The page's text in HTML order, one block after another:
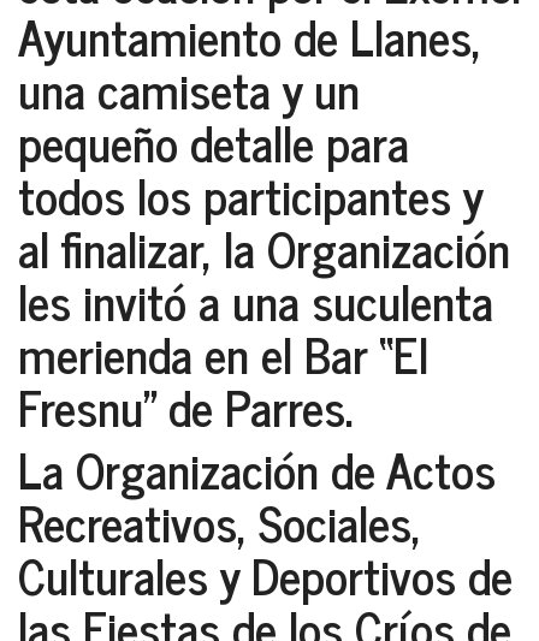
Ayuntamiento de Llanes,
una camiseta y un
pequeño detalle para
todos los participantes y
al finalizar, laOrganización
les invitó a una suculenta
merienda en elBar “El
Fresnu” de Parres.
La Organización de Actos
Recreativos, Sociales,
Culturales y Deportivos de